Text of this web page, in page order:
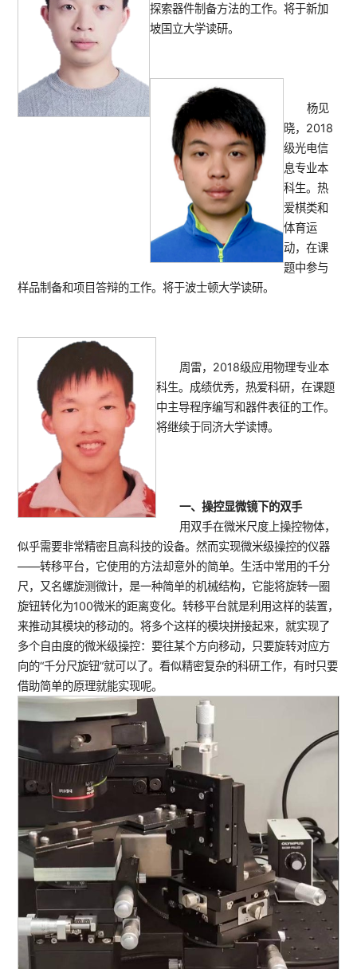
探索器件制备方法的工作。将于新加
坡国立大学读研。
杨见
晓，2018
级光电信
息专业本
科生。热
爱棋类和
体育运
动，在课
题中参与
样品制备和项目答辩的工作。将于波士顿大学读研。
周雷，2018级应用物理专业本
科生。成绩优秀，热爱科研，在课题
中主导程序编写和器件表征的工作。
将继续于同济大学读博。
一、操控显微镜下的双手
用双手在微米尺度上操控物体，
似乎需要非常精密且高科技的设备。然而实现微米级操控的仪器
——转移平台，它使用的方法却意外的简单。生活中常用的千分
尺，又名螺旋测微计，是一种简单的机械结构，它能将旋转一圈
旋钮转化为100微米的距离变化。转移平台就是利用这样的装置，
来推动其模块的移动的。将多个这样的模块拼接起来，就实现了
多个自由度的微米级操控：要往某个方向移动，只要旋转对应方
向的“千分尺旋钮”就可以了。看似精密复杂的科研工作，有时只要
借助简单的原理就能实现呢。